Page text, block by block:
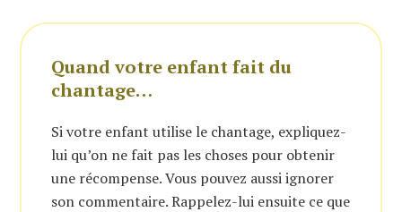
Quand votre enfant fait du
chantage…
Si votre enfant utilise le chantage, expliquez-
lui qu’on ne fait pas les choses pour obtenir
une récompense. Vous pouvez aussi ignorer
son commentaire. Rappelez-lui ensuite ce que